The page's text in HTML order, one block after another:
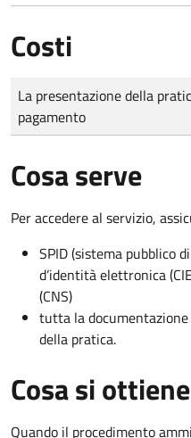
Costi
Tipo di pagamento
Importo
La presentazione della
pagamento
Cosa serve
Per accedere al servizio,
SPID (sistema pubblico
d’identità elettronica
(CNS)
tutta la
della pratica.
Cosa si ottiene
Quando il procedimento